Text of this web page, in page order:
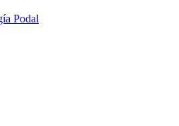
Podal